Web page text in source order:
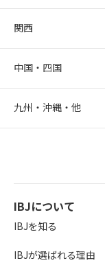
関西
中国・四国
九州・沖縄・他
IBJについて
IBJを知る
IBJが選ばれる理由